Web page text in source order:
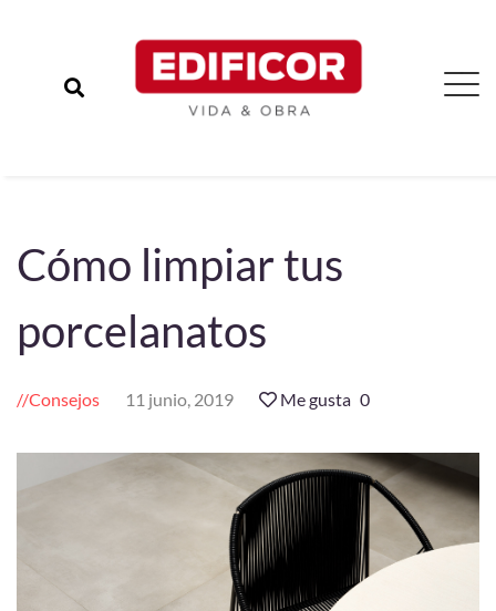
Cómo limpiar tus
porcelanatos
Consejos 11 junio, 2019 Me gusta 0